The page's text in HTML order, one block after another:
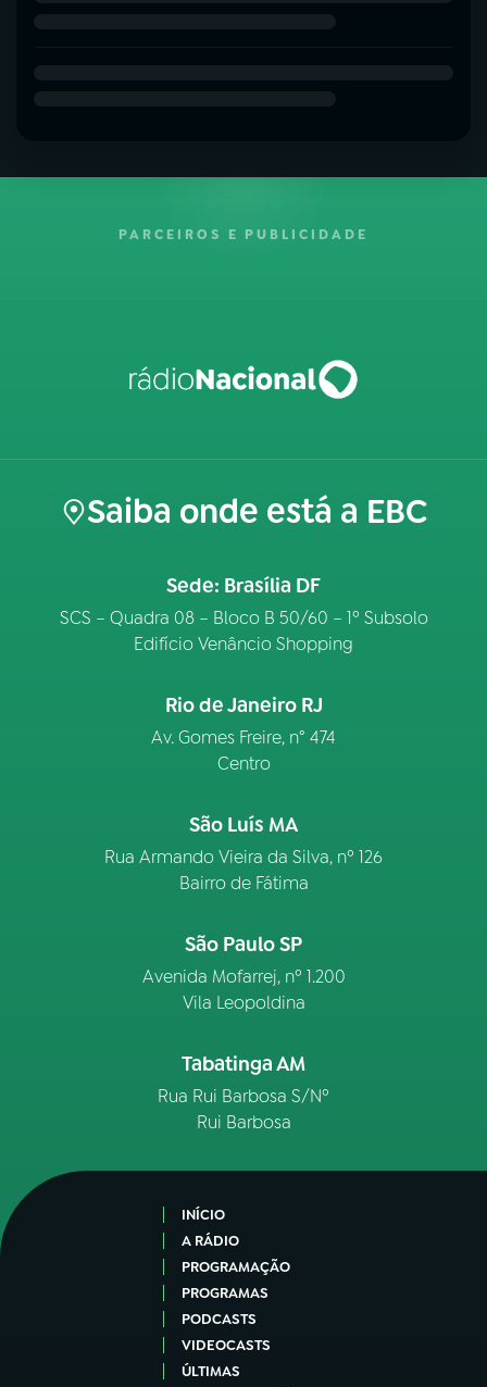
PARCEIROS E PUBLICIDADE
Saiba onde está a EBC
Sede: Brasília DF
SCS – Quadra 08 – Bloco B 50/60 – 1º Subsolo
Edifício Venâncio Shopping
Rio de Janeiro RJ
Av. Gomes Freire, n° 474
Centro
São Luís MA
Rua Armando Vieira da Silva, nº 126
Bairro de Fátima
São Paulo SP
Avenida Mofarrej, nº 1.200
Vila Leopoldina
Tabatinga AM
Rua Rui Barbosa S/Nº
Rui Barbosa
INÍCIO
A RÁDIO
PROGRAMAÇÃO
PROGRAMAS
PODCASTS
VIDEOCASTS
ÚLTIMAS